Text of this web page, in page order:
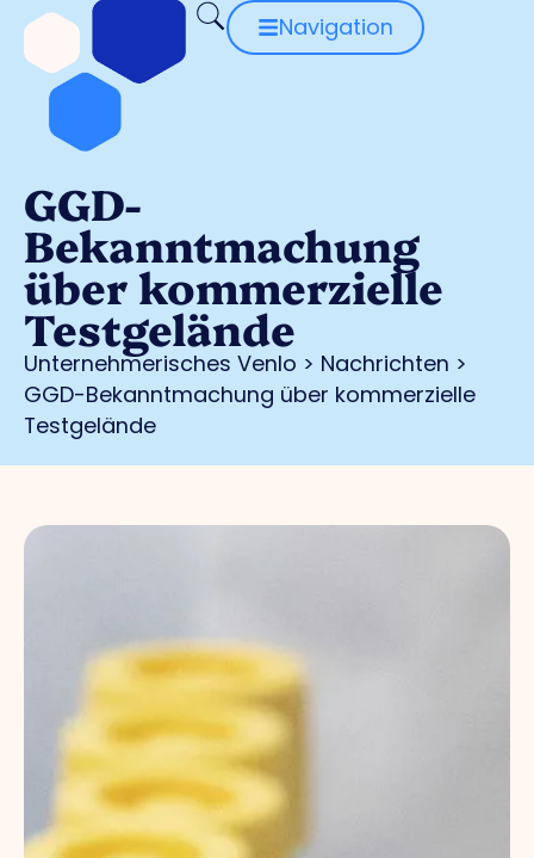
Navigation
GGD-
Bekanntmachung
über kommerzielle
Testgelände
Unternehmerisches Venlo > Nachrichten >
GGD-Bekanntmachung über kommerzielle
Testgelände